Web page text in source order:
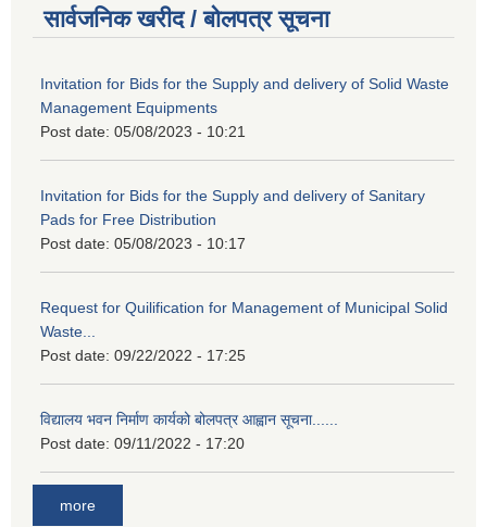
सार्वजनिक खरीद / बोलपत्र सूचना
Invitation for Bids for the Supply and delivery of Solid Waste
Management Equipments
Post date: 05/08/2023 - 10:21
Invitation for Bids for the Supply and delivery of Sanitary
Pads for Free Distribution
Post date: 05/08/2023 - 10:17
Request for Quilification for Management of Municipal Solid
Waste...
Post date: 09/22/2022 - 17:25
विद्यालय भवन निर्माण कार्यको बोलपत्र आह्वान सूचना......
Post date: 09/11/2022 - 17:20
more